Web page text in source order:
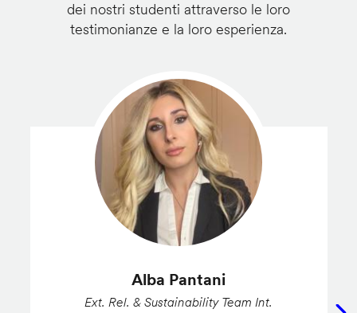
dei nostri studenti attraverso le loro
testimonianze e la loro esperienza.
Alba Pantani
Ext. Rel. & Sustainability Team Int.